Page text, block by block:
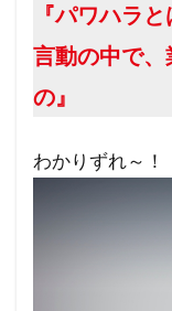
『パワハラ
言動の中で
の』
わかりずれ～！
ホルコン特許